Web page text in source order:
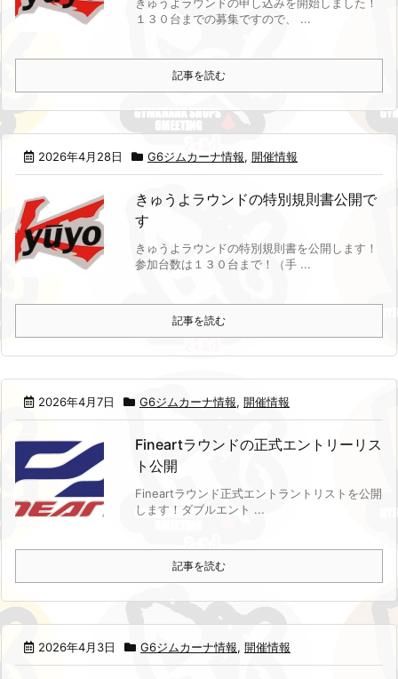
１３０台までの募集ですので、 ...
記事を読む
2026年4月28日 G6ジムカーナ情報, 開催情報
きゅうよラウンドの特別規則書公開で
す
きゅうよラウンドの特別規則書を公開します！
参加台数は１３０台まで！（手 ...
記事を読む
2026年4月7日 G6ジムカーナ情報, 開催情報
Fineartラウンドの正式エントリーリス
ト公開
Fineartラウンド正式エントラントリストを公開
します！ ダブルエント ...
記事を読む
2026年4月3日 G6ジムカーナ情報, 開催情報